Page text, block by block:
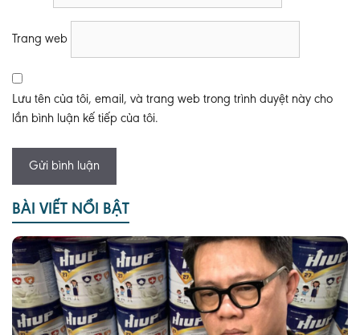
Trang web
Lưu tên của tôi, email, và trang web trong trình duyệt này cho
lần bình luận kế tiếp của tôi.
BÀI VIẾT NỔI BẬT